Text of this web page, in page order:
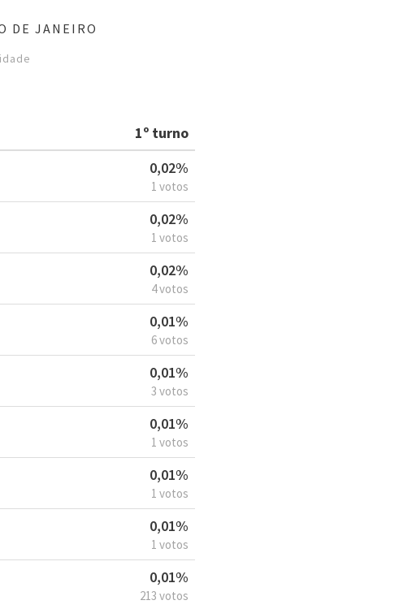
DE JANEIRO
1º turno
0,02%
1 votos
0,02%
1 votos
0,02%
4 votos
0,01%
6 votos
0,01%
3 votos
0,01%
1 votos
0,01%
1 votos
0,01%
1 votos
0,01%
213 votos